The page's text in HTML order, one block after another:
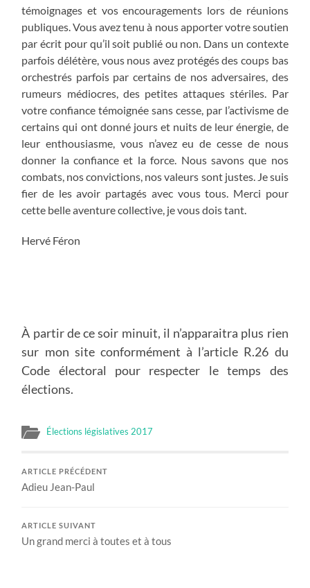
témoignages et vos encouragements lors de réunions
publiques. Vous avez tenu à nous apporter votre soutien
par écrit pour qu’il soit publié ou non. Dans un contexte
parfois délétère, vous nous avez protégés des coups bas
orchestrés parfois par certains de nos adversaires, des
rumeurs médiocres, des petites attaques stériles. Par
votre confiance témoignée sans cesse, par l’activisme de
certains qui ont donné jours et nuits de leur énergie, de
leur enthousiasme, vous n’avez eu de cesse de nous
donner la confiance et la force. Nous savons que nos
combats, nos convictions, nos valeurs sont justes. Je suis
fier de les avoir partagés avec vous tous. Merci pour
cette belle aventure collective, je vous dois tant.
Hervé Féron
À partir de ce soir minuit, il n’apparaitra plus rien
sur mon site conformément à l’article R.26 du
Code électoral pour respecter le temps des
élections.
Élections législatives 2017
ARTICLE PRÉCÉDENT
Adieu Jean-Paul
ARTICLE SUIVANT
Un grand merci à toutes et à tous